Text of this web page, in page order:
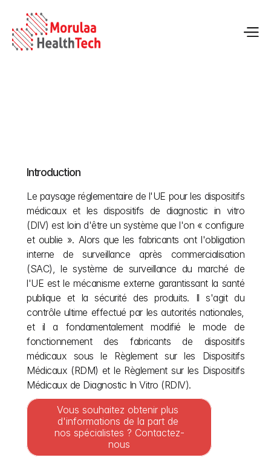
Introduction
Le paysage réglementaire de l'UE pour les dispositifs
médicaux et les dispositifs de diagnostic in vitro
(DIV) est loin d'être un système que l'on « configure
et oublie ». Alors que les fabricants ont l'obligation
interne de surveillance après commercialisation
(SAC), le système de surveillance du marché de
l'UE est le mécanisme externe garantissant la santé
publique et la sécurité des produits. Il s'agit du
contrôle ultime effectué par les autorités nationales,
et il a fondamentalement modifié le mode de
fonctionnement des fabricants de dispositifs
médicaux sous le Règlement sur les Dispositifs
Médicaux (RDM) et le Règlement sur les Dispositifs
Médicaux de Diagnostic In Vitro (RDIV).
Vous souhaitez obtenir plus
d'informations de la part de
nos spécialistes ? Contactez-
nous